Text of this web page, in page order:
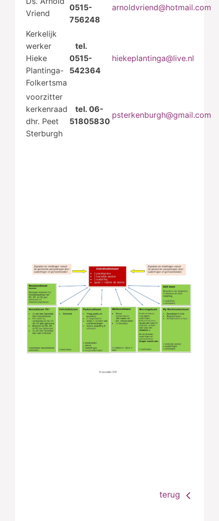
Vriend
0515-
756248
arnoldvriend@hotmail.com
Kerkelijk
werker
Hieke
Plantinga-
Folkertsma
tel.
0515-
542364
hiekeplantinga@live.nl
voorzitter
kerkenraad
dhr. Peet
Sterburgh
tel. 06-
51805830
psterkenburgh@gmail.com
terug